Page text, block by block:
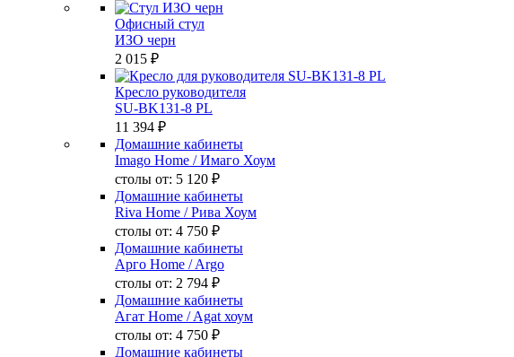
Офисный стул
ИЗО черн
2 015 ₽
Кресло руководителя
SU-BK131-8 PL
11 394 ₽
Домашние кабинеты
Imago Home / Имаго Хоум
столы от: 5 120 ₽
Домашние кабинеты
Riva Home / Рива Хоум
столы от: 4 750 ₽
Домашние кабинеты
Арго Home / Argo
столы от: 2 794 ₽
Домашние кабинеты
Агат Home / Agat хоум
столы от: 4 750 ₽
Домашние кабинеты